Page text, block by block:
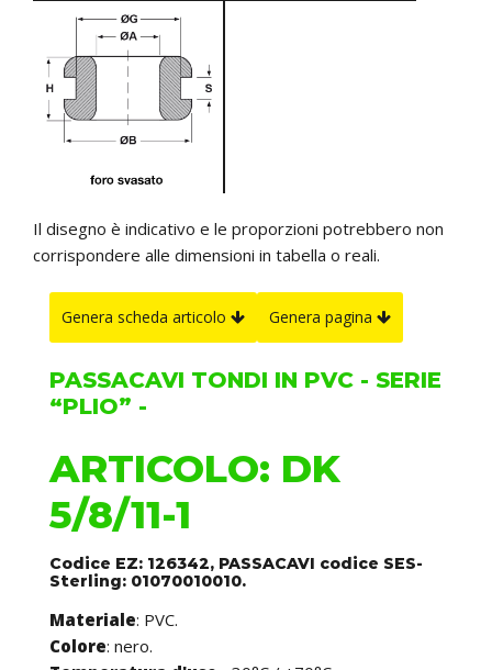
Il disegno è indicativo e le proporzioni potrebbero non
corrispondere alle dimensioni in tabella o reali.
Genera scheda articolo Genera pagina
PASSACAVI TONDI IN PVC - SERIE
“PLIO” -
ARTICOLO: DK
5/8/11-1
Codice EZ: 126342, PASSACAVI codice SES-
Sterling: 01070010010.
Materiale: PVC.
Colore: nero.